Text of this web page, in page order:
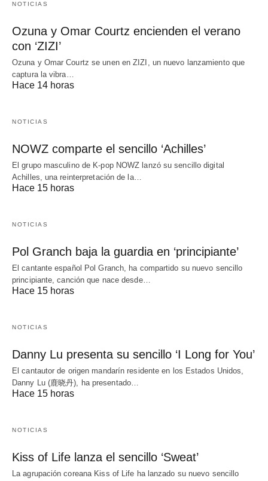
NOTICIAS
Ozuna y Omar Courtz encienden el verano
con ‘ZIZI’
Ozuna y Omar Courtz se unen en ZIZI, un nuevo lanzamiento que
captura la vibra…
Hace 14 horas
NOTICIAS
NOWZ comparte el sencillo ‘Achilles’
El grupo masculino de K-pop NOWZ lanzó su sencillo digital
Achilles, una reinterpretación de la…
Hace 15 horas
NOTICIAS
Pol Granch baja la guardia en ‘principiante’
El cantante español Pol Granch, ha compartido su nuevo sencillo
principiante, canción que nace desde…
Hace 15 horas
NOTICIAS
Danny Lu presenta su sencillo ‘I Long for You’
El cantautor de origen mandarín residente en los Estados Unidos,
Danny Lu (鹿晓丹), ha presentado…
Hace 15 horas
NOTICIAS
Kiss of Life lanza el sencillo ‘Sweat’
La agrupación coreana Kiss of Life ha lanzado su nuevo sencillo